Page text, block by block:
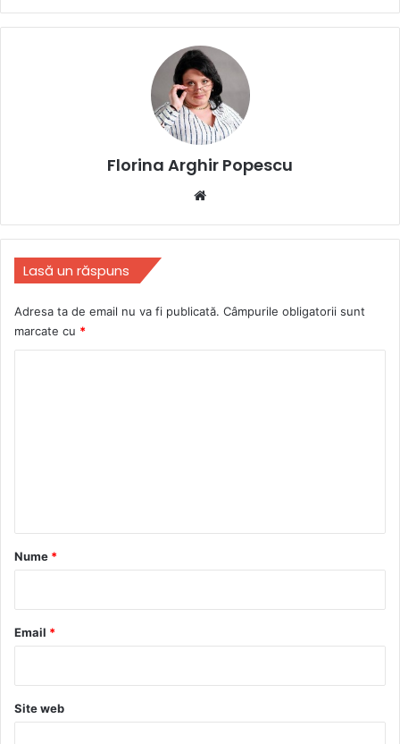
Florina Arghir Popescu
Lasă un răspuns
Adresa ta de email nu va fi publicată. Câmpurile obligatorii sunt
marcate cu *
r
*
Nume *
Email *
Site web